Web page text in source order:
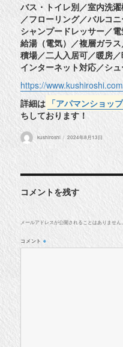
バス・トイレ別／室内洗
／フローリング／バルコ
シャンプードレッサー／
給湯（電気）／複層ガラ
積場／二人入居可／暖房
インターネット対応／シ
https://
詳細は 「アパマンショッ
ちしております！
投
稿
kushiroshi
投
2024年8月13日
コメントを残す
メールアドレスが公開されることはありません。
コメント ※